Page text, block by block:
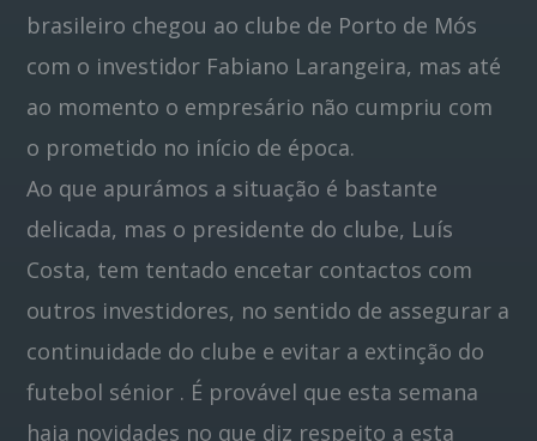
brasileiro chegou ao clube de Porto de Mós
com o investidor Fabiano Larangeira, mas até
ao momento o empresário não cumpriu com
o prometido no início de época.
Ao que apurámos a situação é bastante
delicada, mas o presidente do clube, Luís
Costa, tem tentado encetar contactos com
outros investidores, no sentido de assegurar a
continuidade do clube e evitar a extinção do
futebol sénior . É provável que esta semana
haja novidades no que diz respeito a esta